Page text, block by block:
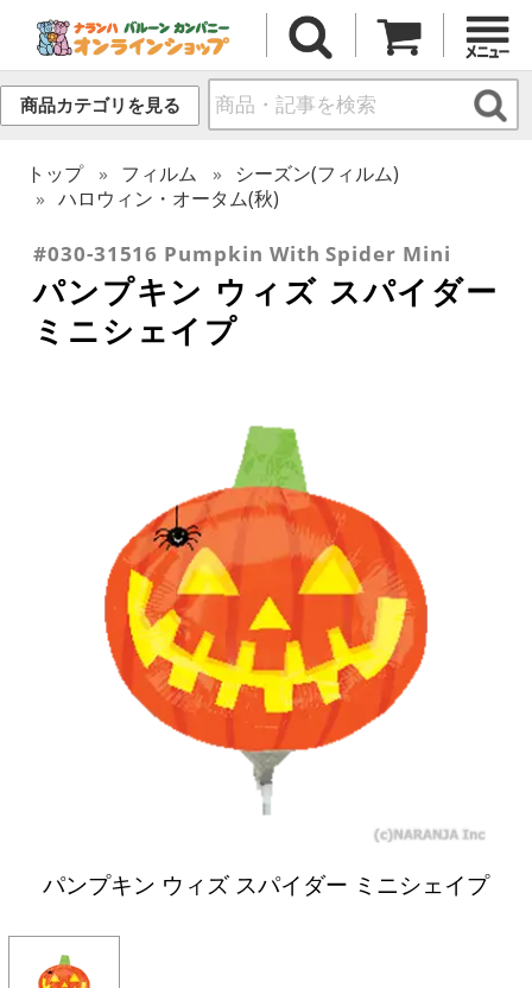
商品カテゴリを見る
トップ フィルム
シーズン(フィルム)
ハロウィン・オータム(秋)
#030-31516 Pumpkin With Spider Mini
パンプキン ウィズ スパイダー
ミニシェイプ
パンプキン ウィズ スパイダー ミニシェイプ